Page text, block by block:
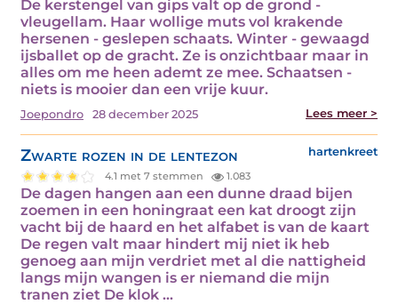
De kerstengel van gips valt op de grond -
vleugellam. Haar wollige muts vol krakende
hersenen - geslepen schaats. Winter - gewaagd
ijsballet op de gracht. Ze is onzichtbaar maar in
alles om me heen ademt ze mee. Schaatsen -
niets is mooier dan een vrije kuur.
Joepondro 28 december 2025 Lees meer >
Zwarte rozen in de lentezon hartenkreet
4.1 met 7 stemmen 1.083
De dagen hangen aan een dunne draad bijen
zoemen in een honingraat een kat droogt zijn
vacht bij de haard en het alfabet is van de kaart
De regen valt maar hindert mij niet ik heb
genoeg aan mijn verdriet met al die nattigheid
langs mijn wangen is er niemand die mijn
tranen ziet De klok ...